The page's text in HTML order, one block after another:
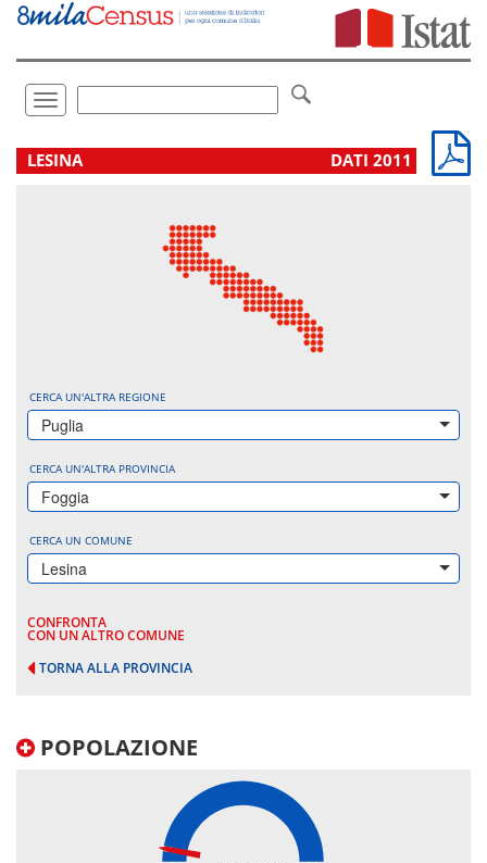
Vai
direttamente
Toggle
navigation
LESINA DATI 2011
CERCA UN'ALTRA REGIONE
Puglia
CERCA UN'ALTRA PROVINCIA
Foggia
CERCA UN COMUNE
Lesina
CONFRONTA
CON UN ALTRO COMUNE
TORNA ALLA PROVINCIA
POPOLAZIONE